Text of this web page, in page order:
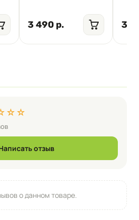
3 490 р. 3
отзыв
о данном товаре.